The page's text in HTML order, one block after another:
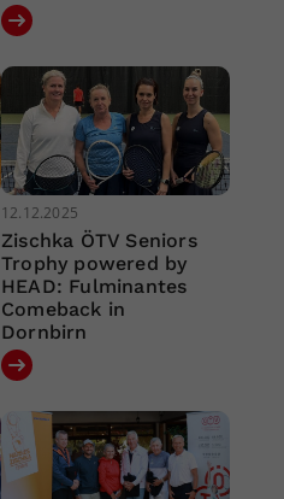
12.12.2025
Zischka ÖTV Seniors
Trophy powered by
HEAD: Fulminantes
Comeback in
Dornbirn